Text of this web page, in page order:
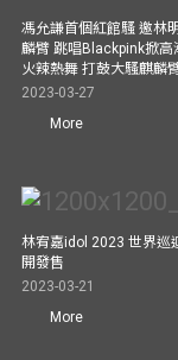
馮允謙首個紅館騷 邀林
麟臂 跳唱Blackpink掀
火辣熱舞 打鼓大騷麒麟
2023-03-27
More
林宥嘉idol 2023 世界巡
開發售
2023-03-21
More